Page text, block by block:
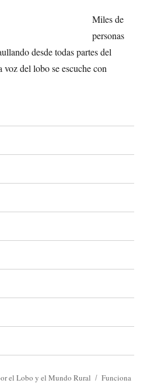
Miles de
personas
desde todas partes del
voz del lobo se escuche con
el Lobo y el Mundo Rural
Funciona